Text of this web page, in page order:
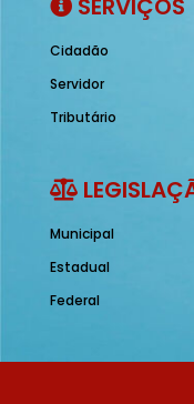
SERVIÇOS
Cidadão
Servidor
Tributário
Municipal
Estadual
Federal